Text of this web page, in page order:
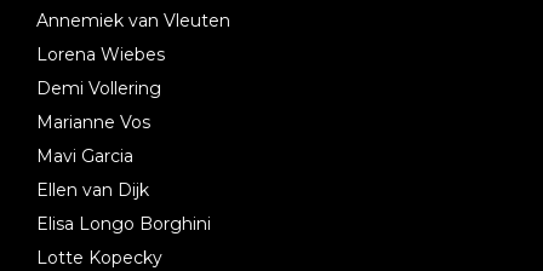
Annemiek van Vleuten
Lorena Wiebes
Demi Vollering
Marianne Vos
Mavi Garcia
Ellen van Dijk
Elisa Longo Borghini
Lotte Kopecky